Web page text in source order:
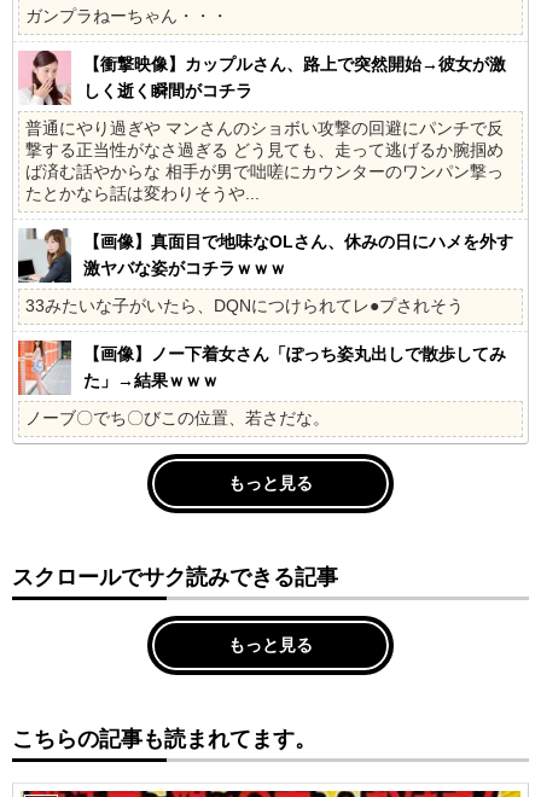
ガンプラねーちゃん・・・
【衝撃映像】カップルさん、路上で突然開始→彼女が激
しく逝く瞬間がコチラ
普通にやり過ぎや マンさんのショボい攻撃の回避にパンチで反
撃する正当性がなさ過ぎる どう見ても、走って逃げるか腕掴め
ば済む話やからな 相手が男で咄嗟にカウンターのワンパン撃っ
たとかなら話は変わりそうや...
【画像】真面目で地味なOLさん、休みの日にハメを外す
激ヤバな姿がコチラｗｗｗ
33みたいな子がいたら、DQNにつけられてレ●プされそう
【画像】ノー下着女さん「ぽっち姿丸出しで散歩してみ
た」→結果ｗｗｗ
ノーブ〇でち〇びこの位置、若さだな。
もっと見る
スクロールでサク読みできる記事
もっと見る
こちらの記事も読まれてます。